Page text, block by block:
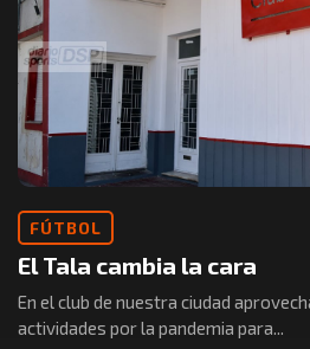
FÚTBOL
El Tala cambia la cara
En el club de nuestra ciudad
actividades por la pandemia para...